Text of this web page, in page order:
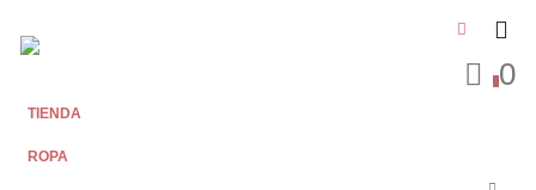
00
TIENDA
ROPA